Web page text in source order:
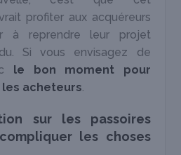
profiter aux acquéreurs
à reprendre leur projet
Si vous envisagez de
le bon moment pour
acheteurs.
sur les passoires
les choses